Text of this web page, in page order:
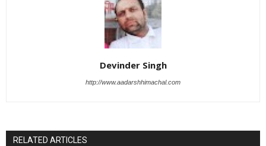
Devinder Singh
http://www.aadarshhimachal.com
RELATED ARTICLES